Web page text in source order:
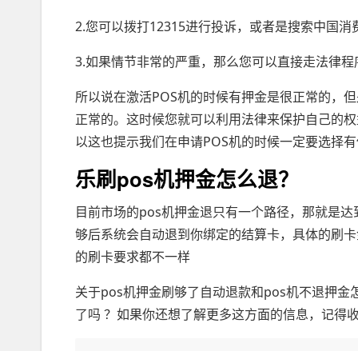
2.您可以拨打12315进行投诉，或者是搜索中国
3.如果情节非常的严重，那么您可以直接走法律
所以说在激活POS机的时候有押金是很正常的，
正常的。这时候您就可以利用法律来保护自己的
以这也提示我们在申请POS机的时候一定要选择
乐刷pos机押金怎么退？
目前市场的pos机押金退只有一个路径，那就是
够后系统会自动退到你绑定的结算卡，具体的刷
的刷卡要求都不一样
关于pos机押金刷够了自动退款和pos机不退押
了吗 ？如果你还想了解更多这方面的信息，记得